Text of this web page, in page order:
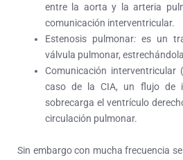
entre la aorta y la arteria
comunicación interventricular.
Estenosis pulmonar: es un
válvula pulmonar,
Comunicación interventricular
caso de la CIA, un flujo de
sobrecarga el ventrículo
circulación pulmonar.
Sin embargo con mucha frecuencia